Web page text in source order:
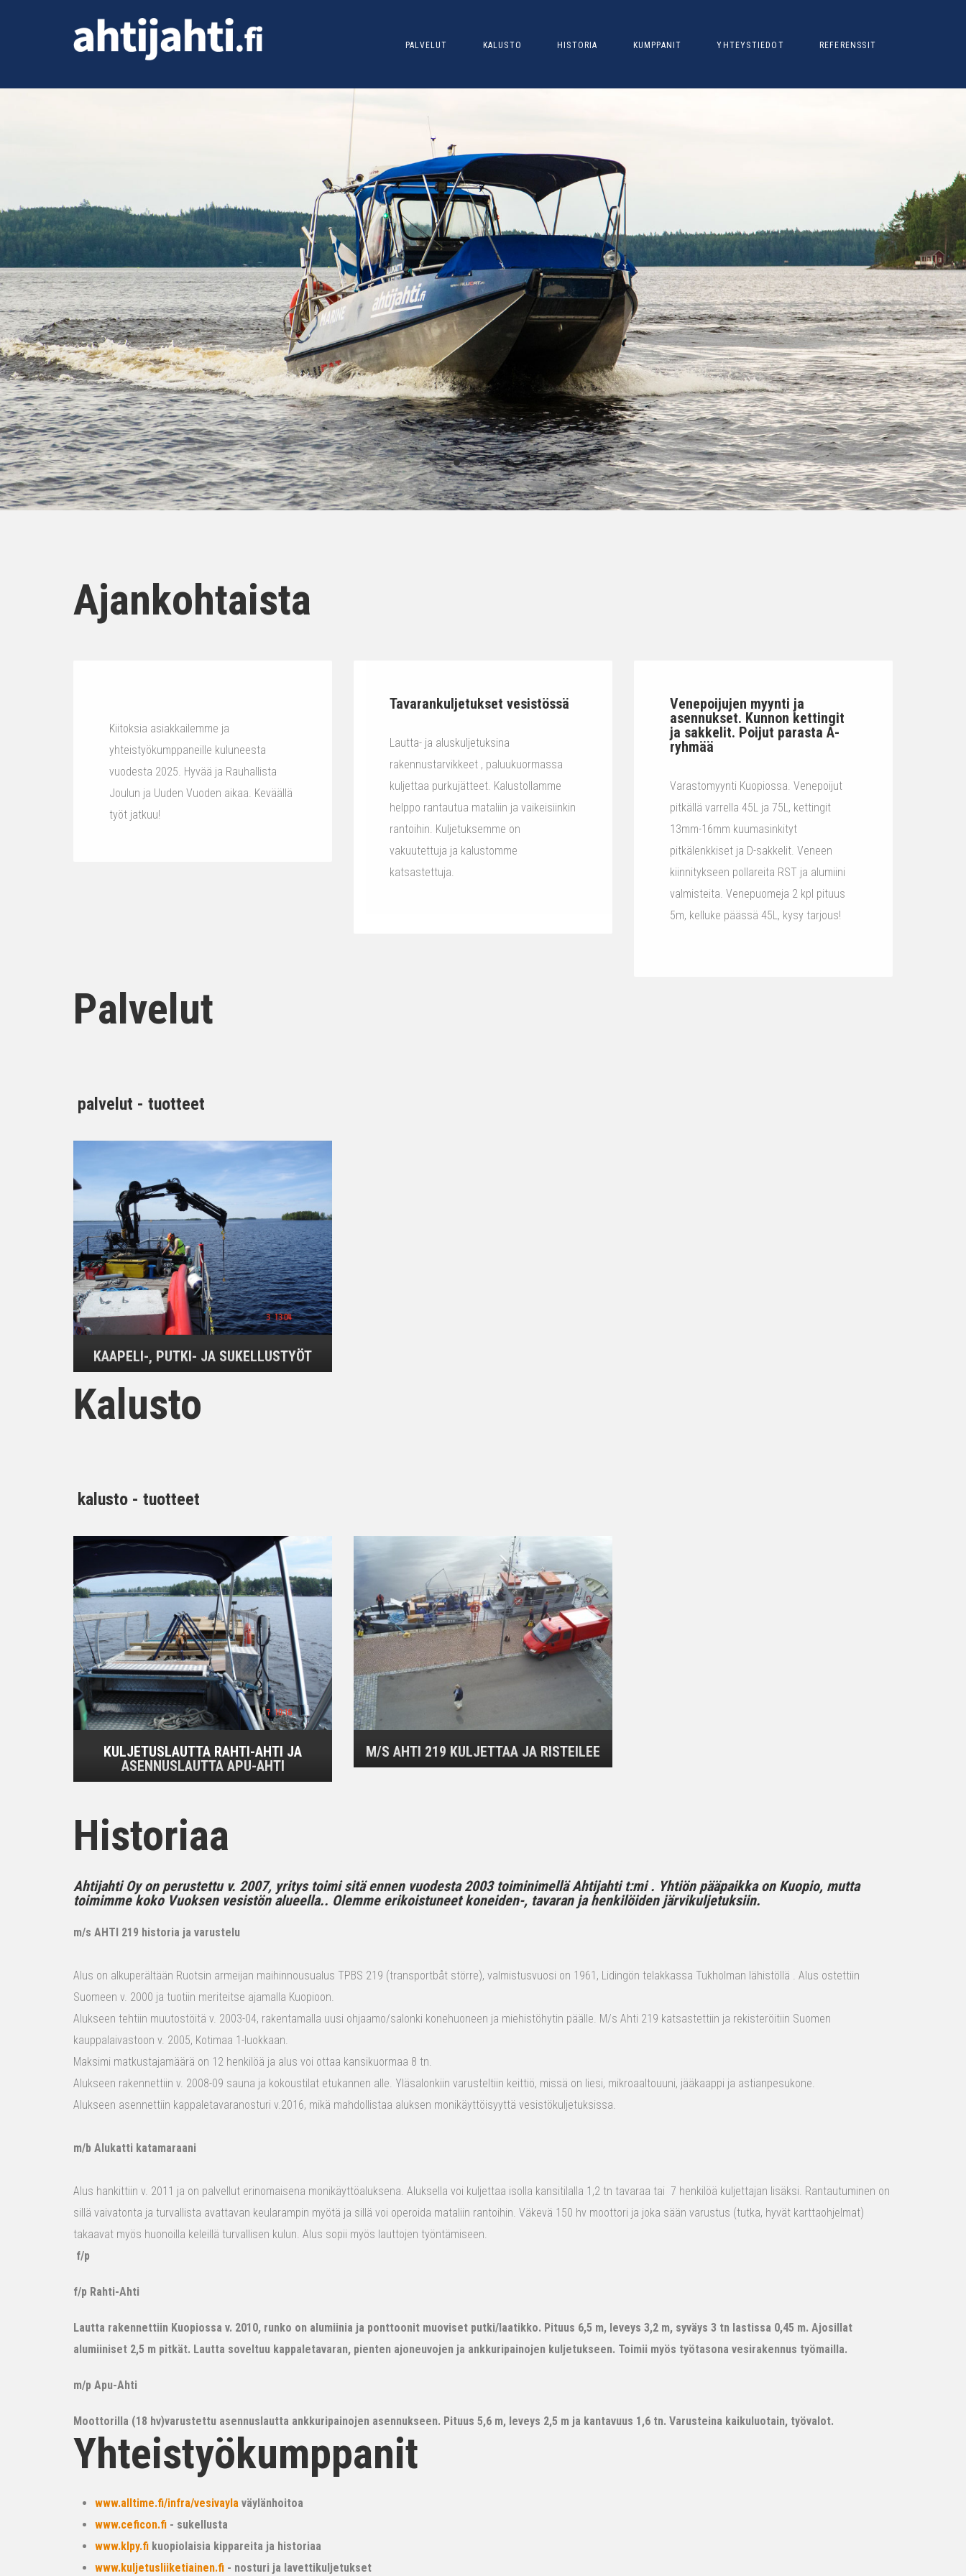
PALVELUT KALUSTO HISTORIA KUMPPANIT YHTEYSTIEDOT REFERENSSIT
Ajankohtaista
Kiitoksia asiakkailemme ja
yhteistyökumppaneille kuluneesta
vuodesta 2025. Hyvää ja Rauhallista
Joulun ja Uuden Vuoden aikaa. Keväällä
työt jatkuu!
Tavarankuljetukset vesistössä
Lautta- ja aluskuljetuksina
rakennustarvikkeet , paluukuormassa
kuljettaa purkujätteet. Kalustollamme
helppo rantautua mataliin ja vaikeisiinkin
rantoihin. Kuljetuksemme on
vakuutettuja ja kalustomme
katsastettuja.
Venepoijujen myynti ja
asennukset. Kunnon kettingit
ja sakkelit. Poijut parasta A-
ryhmää
Varastomyynti Kuopiossa. Venepoijut
pitkällä varrella 45L ja 75L, kettingit
13mm-16mm kuumasinkityt
pitkälenkkiset ja D-sakkelit. Veneen
kiinnitykseen pollareita RST ja alumiini
valmisteita. Venepuomeja 2 kpl pituus
5m, kelluke päässä 45L, kysy tarjous!
Palvelut
palvelut - tuotteet
KAAPELI-, PUTKI- JA SUKELLUSTYÖT
Kalusto
kalusto - tuotteet
KULJETUSLAUTTA RAHTI-AHTI JA
ASENNUSLAUTTA APU-AHTI
M/S AHTI 219 KULJETTAA JA RISTEILEE
Historiaa
Ahtijahti Oy on perustettu v. 2007, yritys toimi sitä ennen vuodesta 2003 toiminimellä Ahtijahti t:mi . Yhtiön pääpaikka on Kuopio, mutta
toimimme koko Vuoksen vesistön alueella.. Olemme erikoistuneet koneiden-, tavaran ja henkilöiden järvikuljetuksiin.
m/s AHTI 219 historia ja varustelu
Alus on alkuperältään Ruotsin armeijan maihinnousualus TPBS 219 (transportbåt större), valmistusvuosi on 1961, Lidingön telakkassa Tukholman lähistöllä . Alus ostettiin
Suomeen v. 2000 ja tuotiin meriteitse ajamalla Kuopioon.
Alukseen tehtiin muutostöitä v. 2003-04, rakentamalla uusi ohjaamo/salonki konehuoneen ja miehistöhytin päälle. M/s Ahti 219 katsastettiin ja rekisteröitiin Suomen
kauppalaivastoon v. 2005, Kotimaa 1-luokkaan.
Maksimi matkustajamäärä on 12 henkilöä ja alus voi ottaa kansikuormaa 8 tn.
Alukseen rakennettiin v. 2008-09 sauna ja kokoustilat etukannen alle. Yläsalonkiin varusteltiin keittiö, missä on liesi, mikroaaltouuni, jääkaappi ja astianpesukone.
Alukseen asennettiin kappaletavaranosturi v.2016, mikä mahdollistaa aluksen monikäyttöisyyttä vesistökuljetuksissa.
m/b Alukatti katamaraani
Alus hankittiin v. 2011 ja on palvellut erinomaisena monikäyttöaluksena. Aluksella voi kuljettaa isolla kansitilalla 1,2 tn tavaraa tai 7 henkilöä kuljettajan lisäksi. Rantautuminen on
sillä vaivatonta ja turvallista avattavan keularampin myötä ja sillä voi operoida mataliin rantoihin. Väkevä 150 hv moottori ja joka sään varustus (tutka, hyvät karttaohjelmat)
takaavat myös huonoilla keleillä turvallisen kulun. Alus sopii myös lauttojen työntämiseen.
f/p
f/p Rahti-Ahti
Lautta rakennettiin Kuopiossa v. 2010, runko on alumiinia ja ponttoonit muoviset putki/laatikko. Pituus 6,5 m, leveys 3,2 m, syväys 3 tn lastissa 0,45 m. Ajosillat
alumiiniset 2,5 m pitkät. Lautta soveltuu kappaletavaran, pienten ajoneuvojen ja ankkuripainojen kuljetukseen. Toimii myös työtasona vesirakennus työmailla.
m/p Apu-Ahti
Moottorilla (18 hv)varustettu asennuslautta ankkuripainojen asennukseen. Pituus 5,6 m, leveys 2,5 m ja kantavuus 1,6 tn. Varusteina kaikuluotain, työvalot.
Yhteistyökumppanit
www.alltime.fi/infra/vesivayla väylänhoitoa
www.ceficon.fi - sukellusta
www.klpy.fi kuopiolaisia kippareita ja historiaa
www.kuljetusliiketiainen.fi - nosturi ja lavettikuljetukset